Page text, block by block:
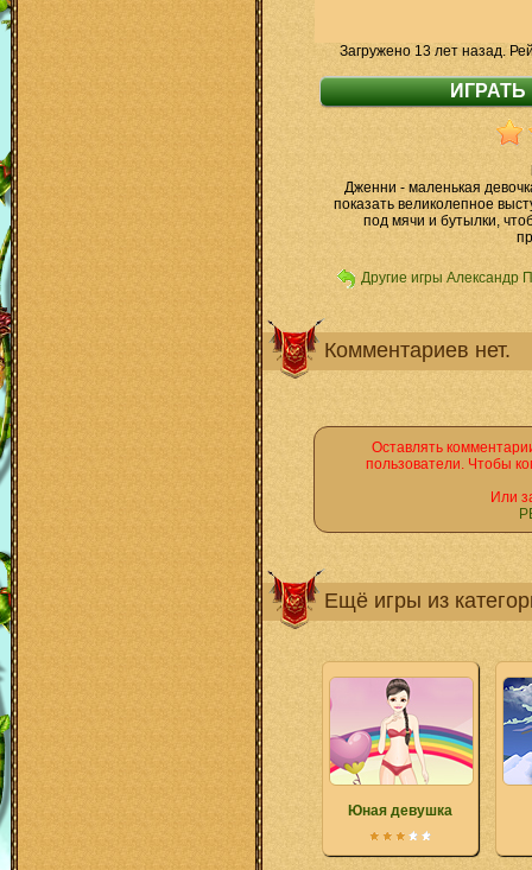
Загружено 13 лет назад.
Дженни - маленькая
показать великолепное
под мячи и бутылки,
Другие игры Александр
Комментариев нет.
Оставлять
пользователи. Чтобы
Или
Ещё игры из
Юная девушка